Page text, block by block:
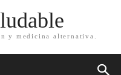
y medicina alternativa.